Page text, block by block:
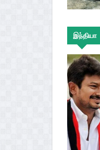
இந்தியா